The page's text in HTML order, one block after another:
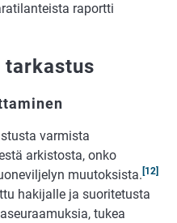
raportti
tarkastus
varmista
arkistosta, onko
muutoksista. [12]
hakijalle ja suoritetusta
tukea